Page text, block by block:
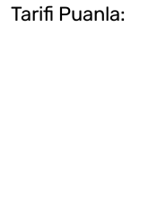
Tarifi Puanla: